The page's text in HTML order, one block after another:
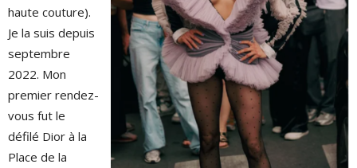
haute couture).
Je la suis depuis
septembre
2022. Mon
premier rendez-
vous fut le
défilé Dior à la
Place de la